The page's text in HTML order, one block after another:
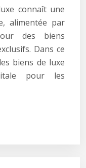
connaît une
alimentée par
des biens
Dans ce
biens de luxe
pour les